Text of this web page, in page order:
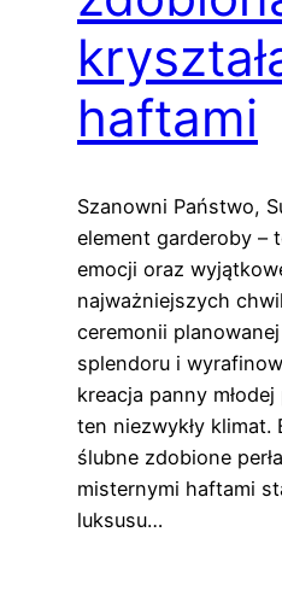
haftami
Szanowni Państwo,
element garderoby –
emocji oraz
najważniejszych
ceremonii
splendoru i
kreacja panny
ten niezwykły klimat.
ślubne zdobione
misternymi haftami
luksusu…